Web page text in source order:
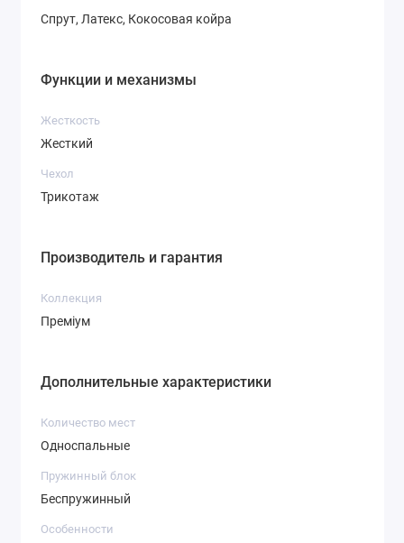
Спрут, Латекс, Кокосовая койра
Функции и механизмы
Жесткость
Жесткий
Чехол
Трикотаж
Производитель и гарантия
Коллекция
Преміум
Дополнительные характеристики
Количество мест
Односпальные
Пружинный блок
Беспружинный
Особенности